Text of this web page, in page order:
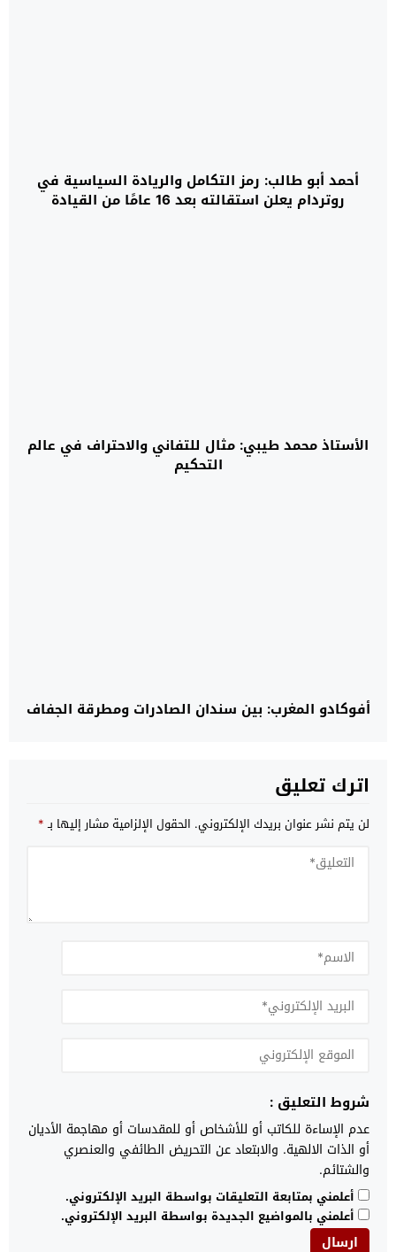
أحمد أبو طالب: رمز التكامل والريادة السياسية في
روتردام يعلن استقالته بعد 16 عامًا من القيادة
الأستاذ محمد طيبي: مثال للتفاني والاحتراف في عالم
التحكيم
أفوكادو المغرب: بين سندان الصادرات ومطرقة الجفاف
اترك تعليق
لن يتم نشر عنوان بريدك الإلكتروني. الحقول الإلزامية مشار إليها بـ*
شروط التعليق :
عدم الإساءة للكاتب أو للأشخاص أو للمقدسات أو مهاجمة الأديان
أو الذات الالهية. والابتعاد عن التحريض الطائفي والعنصري
والشتائم.
أعلمني بمتابعة التعليقات بواسطة البريد الإلكتروني.
أعلمني بالمواضيع الجديدة بواسطة البريد الإلكتروني.